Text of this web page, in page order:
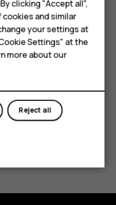
clicking "Accept all",
and similar
your settings at
Settings" at the
more about our
Reject all